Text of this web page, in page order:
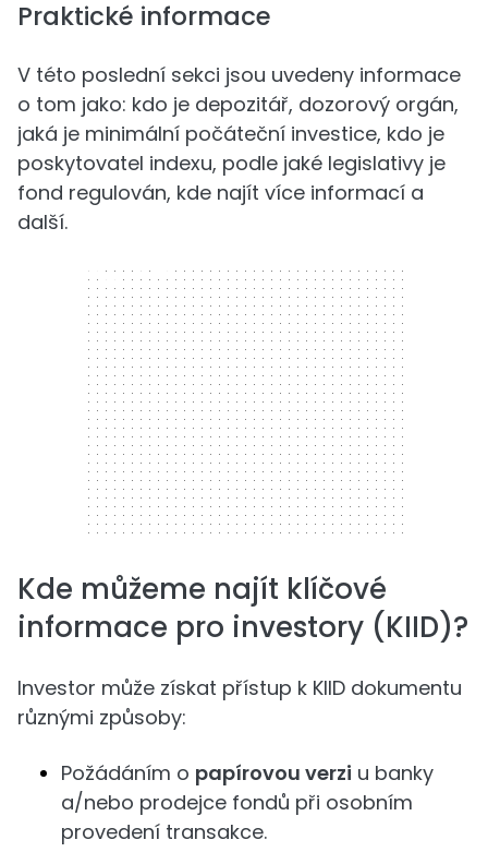
Praktické informace
V této poslední sekci jsou uvedeny informace
o tom jako: kdo je depozitář, dozorový orgán,
jaká je minimální počáteční investice, kdo je
poskytovatel indexu, podle jaké legislativy je
fond regulován, kde najít více informací a
další.
300 x 250
Kde můžeme najít klíčové
informace pro investory (KIID)?
Investor může získat přístup k KIID dokumentu
různými způsoby:
Požádáním o papírovou verzi u banky
a/nebo prodejce fondů při osobním
provedení transakce.